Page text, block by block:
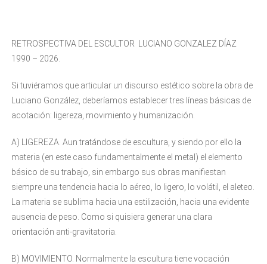
RETROSPECTIVA DEL ESCULTOR LUCIANO GONZALEZ DÍAZ
1990 – 2026.
Si tuviéramos que articular un discurso estético sobre la obra de
Luciano González, deberíamos establecer tres líneas básicas de
acotación: ligereza, movimiento y humanización.
A) LIGEREZA. Aun tratándose de escultura, y siendo por ello la
materia (en este caso fundamentalmente el metal) el elemento
básico de su trabajo, sin embargo sus obras manifiestan
siempre una tendencia hacia lo aéreo, lo ligero, lo volátil, el aleteo.
La materia se sublima hacia una estilización, hacia una evidente
ausencia de peso. Como si quisiera generar una clara
orientación anti-gravitatoria.
B) MOVIMIENTO. Normalmente la escultura tiene vocación